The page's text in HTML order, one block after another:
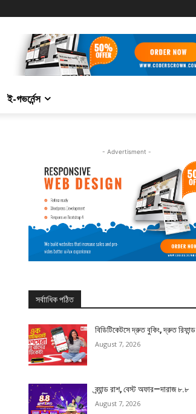
ই-গভর্নেন্স
- Advertisment -
সর্বাাধিক পঠিত
বিডিটিকেটসে দ্রুত বুকিং, দ্রুত রিফান্ড
August 7, 2026
ব্র্যান্ড রাশ, বেস্ট অফার—দারাজ ৮.৮
August 7, 2026